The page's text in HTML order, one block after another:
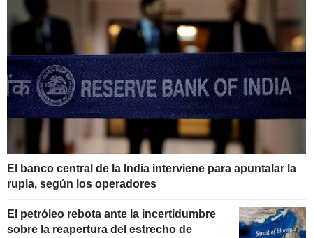
El banco central de la India interviene para apuntalar la
rupia, según los operadores
El petróleo rebota ante la incertidumbre
sobre la reapertura del estrecho de